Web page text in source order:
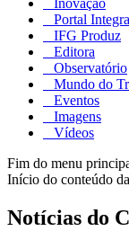
Portal Integra
IFG Produz
Editora
Observatório
Mundo do
Eventos
Imagens
Vídeos
Fim do menu
Início do conteúdo
Notícias do